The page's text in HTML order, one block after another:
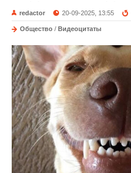
redactor 20-09-2025, 13:55
Общество / Видеоцитаты